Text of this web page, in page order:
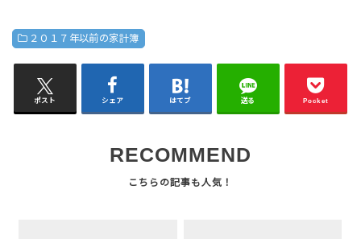
２０１７年以前の家計簿
ポスト シェア はてブ 送る Pocket
RECOMMEND